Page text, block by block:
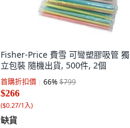
Fisher-Price 費雪 可彎塑膠吸管 獨
立包裝 隨機出貨, 500件, 2個
首購折扣價 66%$799
$266
($0.27/1入)
缺貨